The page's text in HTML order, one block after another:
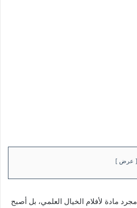
عرض
مجرد مادة لأفلام الخيال العلمي، بل أصبح